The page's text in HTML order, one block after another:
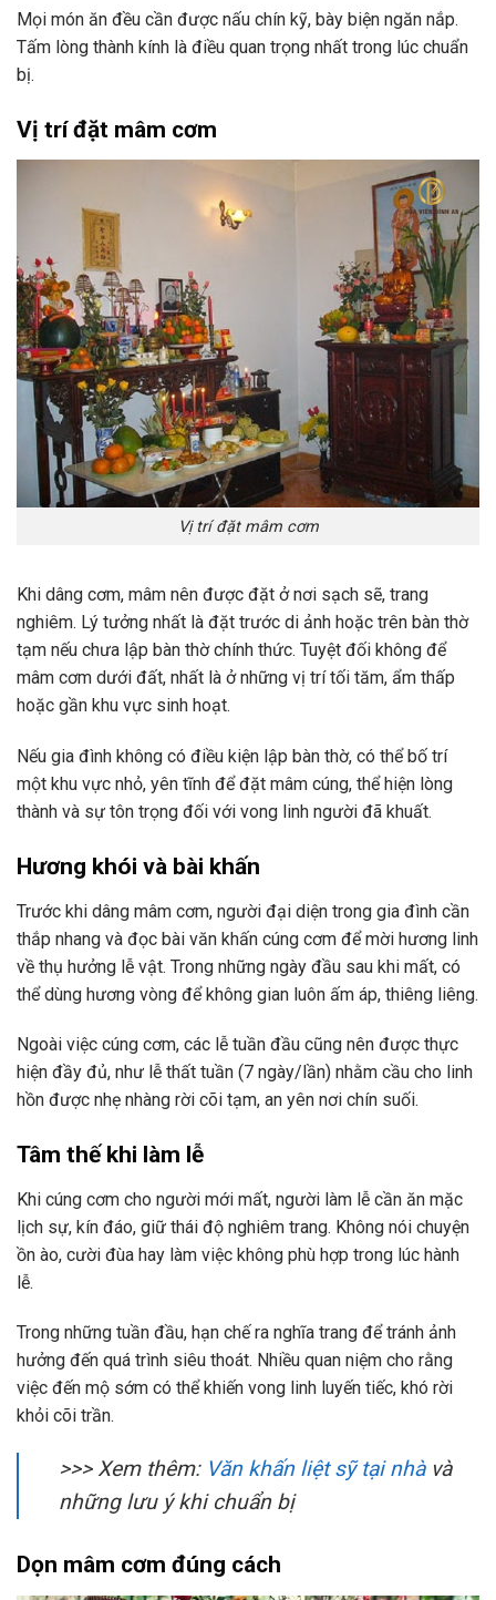
Mọi món ăn đều cần được nấu chín kỹ, bày biện ngăn nắp.
Tấm lòng thành kính là điều quan trọng nhất trong lúc chuẩn
bị.
Vị trí đặt mâm cơm
Vị trí đặt mâm cơm
Khi dâng cơm, mâm nên được đặt ở nơi sạch sẽ, trang
nghiêm. Lý tưởng nhất là đặt trước di ảnh hoặc trên bàn thờ
tạm nếu chưa lập bàn thờ chính thức. Tuyệt đối không để
mâm cơm dưới đất, nhất là ở những vị trí tối tăm, ẩm thấp
hoặc gần khu vực sinh hoạt.
Nếu gia đình không có điều kiện lập bàn thờ, có thể bố trí
một khu vực nhỏ, yên tĩnh để đặt mâm cúng, thể hiện lòng
thành và sự tôn trọng đối với vong linh người đã khuất.
Hương khói và bài khấn
Trước khi dâng mâm cơm, người đại diện trong gia đình cần
thắp nhang và đọc bài văn khấn cúng cơm để mời hương linh
về thụ hưởng lễ vật. Trong những ngày đầu sau khi mất, có
thể dùng hương vòng để không gian luôn ấm áp, thiêng liêng.
Ngoài việc cúng cơm, các lễ tuần đầu cũng nên được thực
hiện đầy đủ, như lễ thất tuần (7 ngày/lần) nhằm cầu cho linh
hồn được nhẹ nhàng rời cõi tạm, an yên nơi chín suối.
Tâm thế khi làm lễ
Khi cúng cơm cho người mới mất, người làm lễ cần ăn mặc
lịch sự, kín đáo, giữ thái độ nghiêm trang. Không nói chuyện
ồn ào, cười đùa hay làm việc không phù hợp trong lúc hành
lễ.
Trong những tuần đầu, hạn chế ra nghĩa trang để tránh ảnh
hưởng đến quá trình siêu thoát. Nhiều quan niệm cho rằng
việc đến mộ sớm có thể khiến vong linh luyến tiếc, khó rời
khỏi cõi trần.
>>> Xem thêm: Văn khấn liệt sỹ tại nhàvà
những lưu ý khi chuẩn bị
Dọn mâm cơm đúng cách